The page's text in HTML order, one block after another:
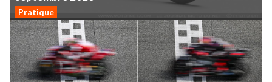
Pratique